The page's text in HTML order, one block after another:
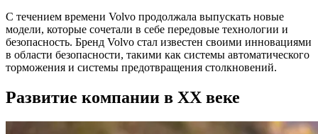
С течением времени Volvo продолжала выпускать новые
модели, которые сочетали в себе передовые технологии и
безопасность. Бренд Volvo стал известен своими инновациями
в области безопасности, такими как системы автоматического
торможения и системы предотвращения столкновений.
Развитие компании в XX веке